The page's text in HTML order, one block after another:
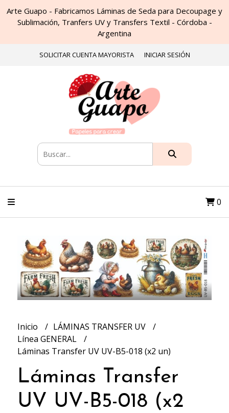
Arte Guapo - Fabricamos Láminas de Seda para Decoupage y
Sublimación, Tranfers UV y Transfers Textil - Córdoba -
Argentina
SOLICITAR CUENTA MAYORISTA INICIAR SESIÓN
0
Inicio
LÁMINAS TRANSFER UV
Línea GENERAL
Láminas Transfer UV UV-B5-018 (x2 un)
Láminas Transfer
UV UV-B5-018 (x2